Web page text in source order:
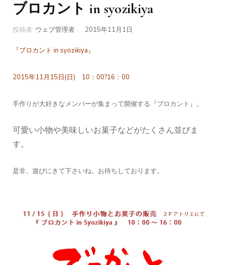
ブロカント in syozikiya
投稿者: ウェブ管理者 、 2015年11月1日
『ブロカント in syozikiya』
2015年11月15日(日) 10：00?16：00
手作りが大好きなメンバーが集まって開催する『ブロカント』。
可愛い小物や美味しいお菓子などがたくさん並びま
す。
是非、遊びにきて下さいね。お待ちしております。